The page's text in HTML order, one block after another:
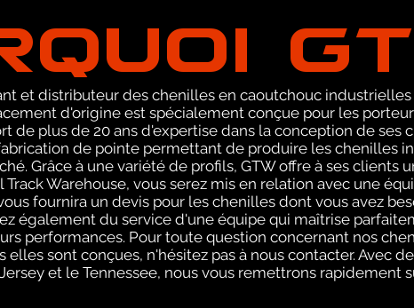
et distributeur des chenilles en caoutchouc industrielles
d'origine est spécialement conçue pour les
de plus de 20 ans d'expertise dans la conception de ses
de pointe permettant de produire les chenilles
Grâce à une variété de profils, GTW offre à ses clients
Warehouse, vous serez mis en relation avec une
fournira un devis pour les chenilles dont vous avez
également du service d'une équipe qui maîtrise
performances. Pour toute question concernant nos
sont conçues, n'hésitez pas à nous contacter. Avec
et le Tennessee, nous vous remettrons rapidement